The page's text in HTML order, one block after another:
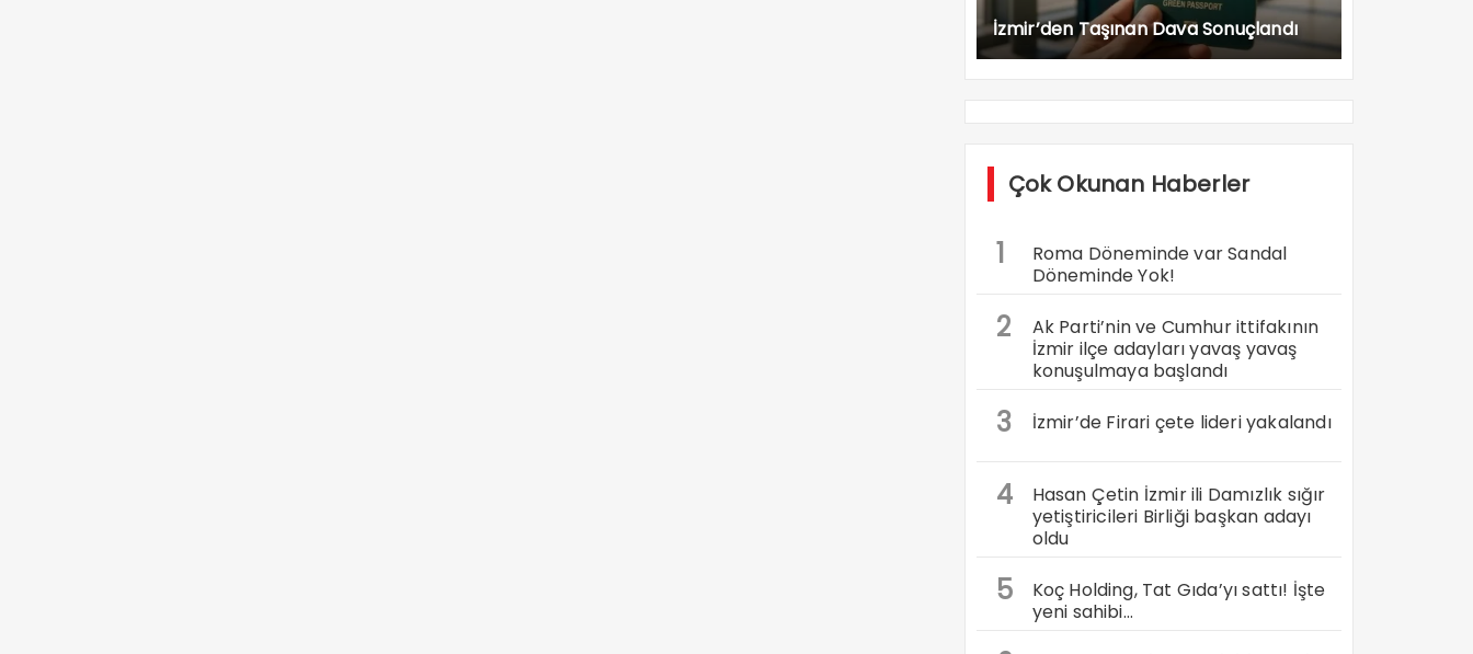
İzmir’den Taşınan Dava Sonuçlandı
Çok Okunan Haberler
1
Roma Döneminde var Sandal
Döneminde Yok!
2
Ak Parti’nin ve Cumhur ittifakının
İzmir ilçe adayları yavaş yavaş
konuşulmaya başlandı
3 İzmir’de Firari çete lideri yakalandı
4
Hasan Çetin İzmir ili Damızlık sığır
yetiştiricileri Birliği başkan adayı
oldu
5
Koç Holding, Tat Gıda’yı sattı! İşte
yeni sahibi…